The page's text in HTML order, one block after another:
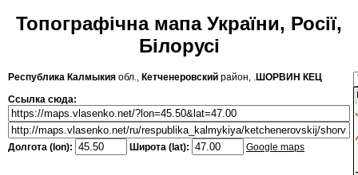
Топографічна мапа України, Росії,
Білорусі
Республика Калмыкия обл., Кетченеровский район, .ШОРВИН КЕЦ
Ссылка сюда:
Долгота (lon): Широта (lat): Google maps